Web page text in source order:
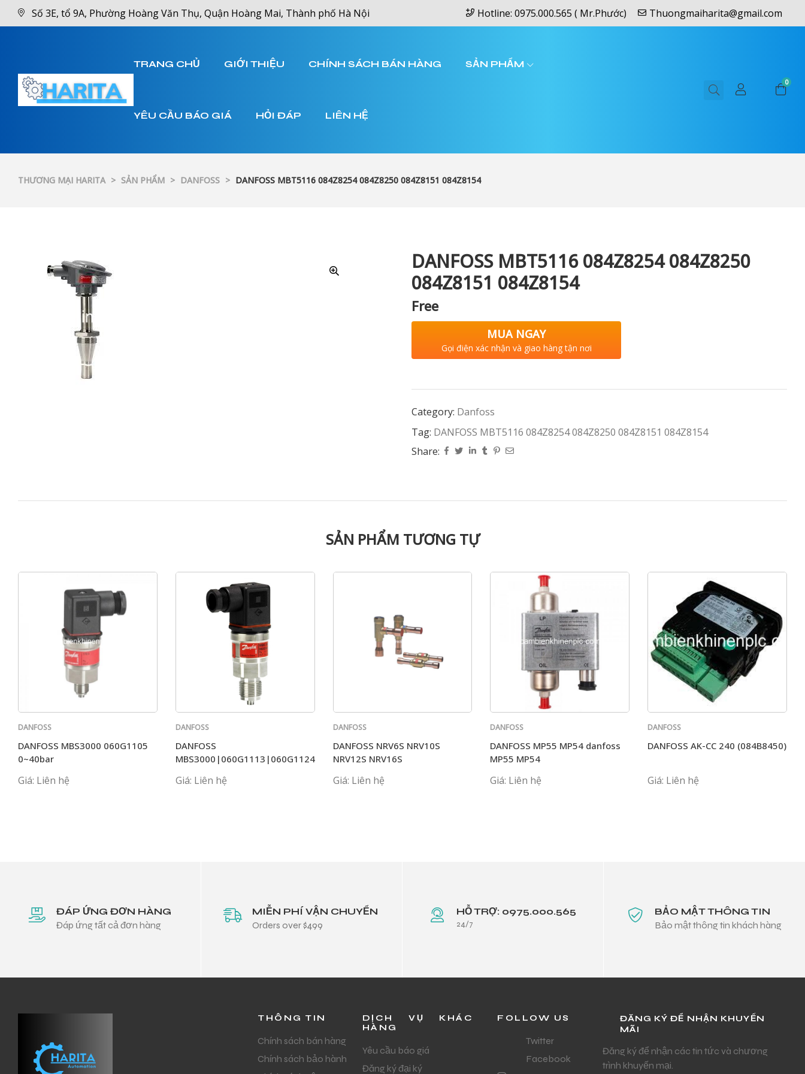
Số 3E, tổ 9A, Phường Hoàng Văn Thụ, Quận Hoàng Mai, Thành phố Hà Nội Hotline: 0975.000.565 ( Mr.Phước) Thuongmaiharita@gmail.com
TRANG CHỦ GIỚI THIỆU CHÍNH SÁCH BÁN HÀNG SẢN PHẨM
YÊU CẦU BÁO GIÁ HỎI ĐÁP LIÊN HỆ
0
THƯƠNG MẠI HARITA > SẢN PHẨM > DANFOSS > DANFOSS MBT5116 084Z8254 084Z8250 084Z8151 084Z8154
DANFOSS MBT5116 084Z8254 084Z8250
084Z8151 084Z8154
Free
MUA NGAY
Gọi điện xác nhận và giao hàng tận nơi
Category: Danfoss
Tag: DANFOSS MBT5116 084Z8254 084Z8250 084Z8151 084Z8154
Share:
SẢN PHẨM TƯƠNG TỰ
DANFOSS
DANFOSS MBS3000 060G1105
0~40bar
Giá: Liên hệ
DANFOSS
DANFOSS
MBS3000|060G1113|060G1124|060G1430|060G1125|060G1133
Giá: Liên hệ
DANFOSS
DANFOSS NRV6S NRV10S
NRV12S NRV16S
Giá: Liên hệ
DANFOSS
DANFOSS MP55 MP54 danfoss
MP55 MP54
Giá: Liên hệ
DANFOSS
DANFOSS AK-CC 240 (084B8450)
Giá: Liên hệ
ĐÁP ỨNG ĐƠN HÀNG
Đáp ứng tất cả đơn hàng
MIỄN PHÍ VẬN CHUYỂN
Orders over $499
HỖ TRỢ: 0975.000.565
24/7
BẢO MẬT THÔNG TIN
Bảo mật thông tin khách hàng
THÔNG TIN
Chính sách bán hàng
Chính sách bảo hành
DỊCH VỤ KHÁC
HÀNG
Yêu cầu báo giá
Đăng ký đại ký
FOLLOW US
Twitter
Facebook
ĐĂNG KÝ ĐỂ NHẬN KHUYẾN
MÃI
Đăng ký để nhận các tin tức và chương
trình khuyến mại.